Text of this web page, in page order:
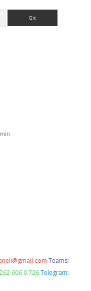
Teams:
606 0 726 Telegram: